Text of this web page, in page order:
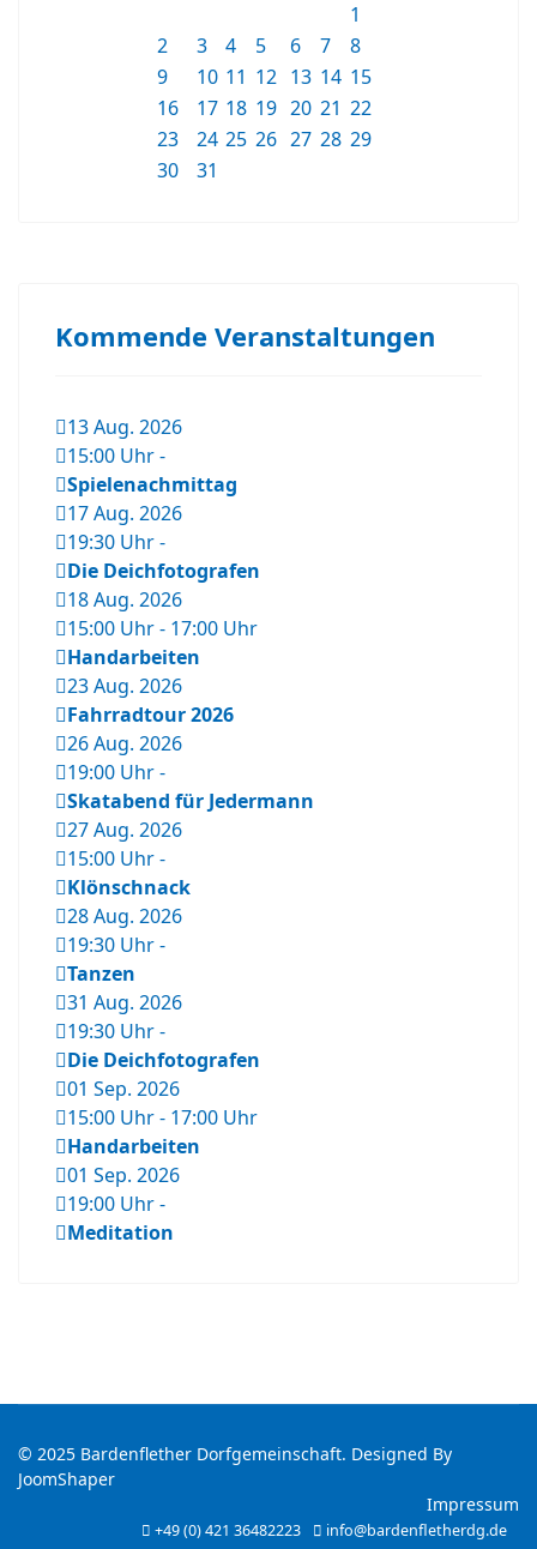
1
2
3 4 5 6 7
8
9
10 11 12 13 14 15
16
17 18 19 20 21 22
23
24 25 26 27 28 29
30
31
Kommende Veranstaltungen
13 Aug. 2026
15:00 Uhr-
Spielenachmittag
17 Aug. 2026
19:30 Uhr-
Die Deichfotografen
18 Aug. 2026
15:00 Uhr- 17:00 Uhr
Handarbeiten
23 Aug. 2026
Fahrradtour 2026
26 Aug. 2026
19:00 Uhr-
Skatabend für Jedermann
27 Aug. 2026
15:00 Uhr-
Klönschnack
28 Aug. 2026
19:30 Uhr-
Tanzen
31 Aug. 2026
19:30 Uhr-
Die Deichfotografen
01 Sep. 2026
15:00 Uhr- 17:00 Uhr
Handarbeiten
01 Sep. 2026
19:00 Uhr-
Meditation
© 2025 Bardenflether Dorfgemeinschaft. Designed By
JoomShaper
Impressum
+49 (0) 421 36482223 info@bardenfletherdg.de